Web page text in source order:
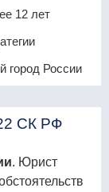
12 лет
город России
СК РФ
. Юрист